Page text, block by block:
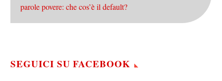
parole povere: che cos’è il default?
SEGUICI SU FACEBOOK